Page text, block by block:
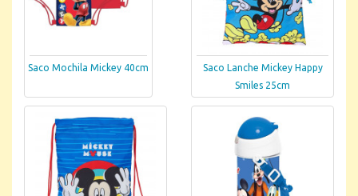
Saco Mochila Mickey 40cm
Saco Lanche Mickey Happy
Smiles 25cm